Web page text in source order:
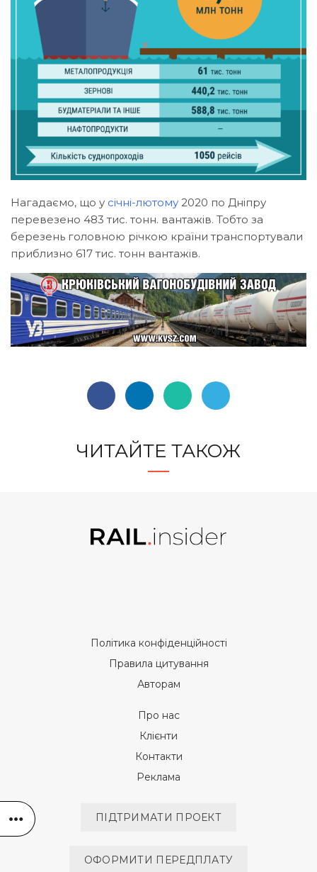
Нагадаємо, що у січні-лютому 2020 по Дніпру
перевезено 483 тис. тонн. вантажів. Тобто за
березень головною річкою країни транспортували
приблизно 617 тис. тонн вантажів.
ЧИТАЙТЕ ТАКОЖ
Політика конфіденційності
Правила цитування
Авторам
Про нас
Клієнти
Контакти
Реклама
ПІДТРИМАТИ ПРОЕКТ
ОФОРМИТИ ПЕРЕДПЛАТУ